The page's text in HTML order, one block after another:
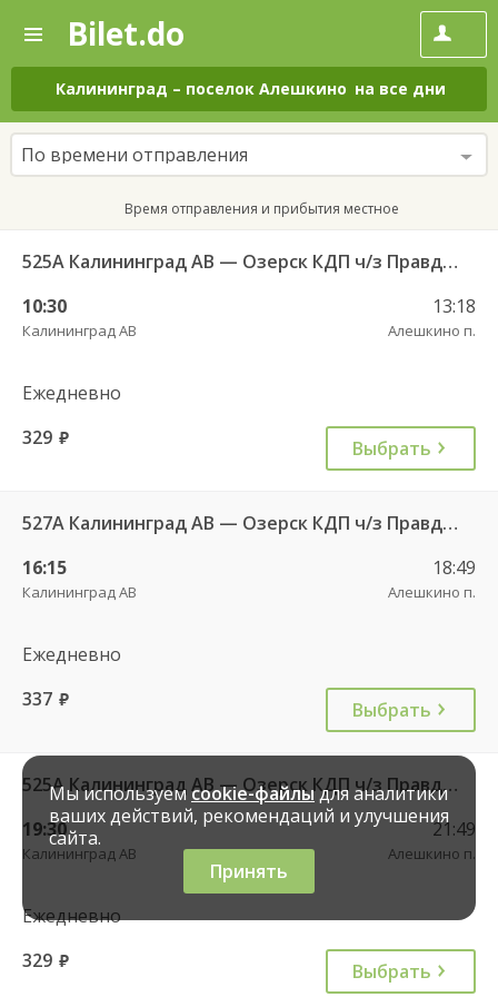
—
Поиск
и
покупка
билетов
на
автобус
онлайн
Bilet.do
Калининград – поселок Алешкино на все дни
По времени отправления
Время отправления и прибытия местное
525А Калининград АВ — Озерск КДП ч/з Правдинск КДП
10:30
Калининград АВ
13:18
Алешкино п.
Ежедневно
329 руб. Выбрать
527А Калининград АВ — Озерск КДП ч/з Правдинск КДП
16:15
Калининград АВ
18:49
Алешкино п.
Ежедневно
337 руб. Выбрать
525А Калининград АВ — Озерск КДП ч/з Правдинск КДП
19:30
Калининград АВ
21:49
Алешкино п.
Ежедневно
329 руб. Выбрать
Мы используемcookie-файлыдля аналитики
ваших действий, рекомендаций и улучшения
сайта.
Принять